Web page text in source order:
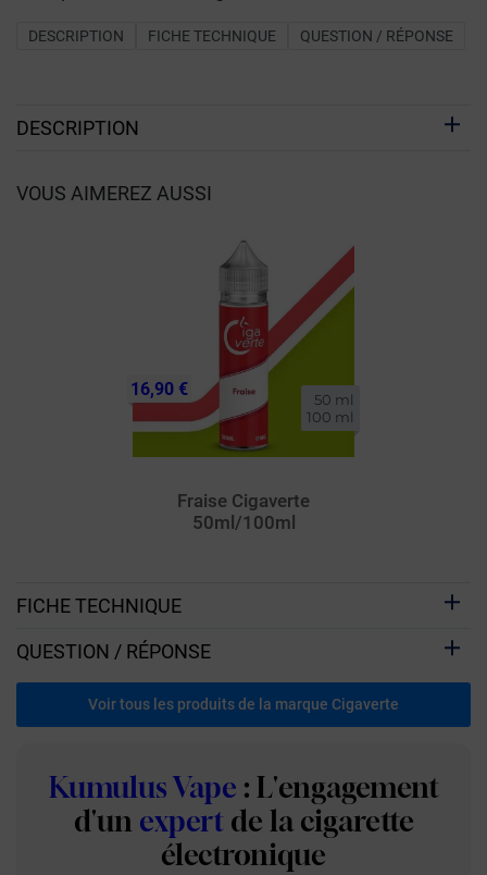
DESCRIPTION FICHE TECHNIQUE QUESTION / RÉPONSE
DESCRIPTION
VOUS AIMEREZ AUSSI
50 ml
100 ml
Fraise Cigaverte
50ml/100ml
16,90 €
FICHE TECHNIQUE
QUESTION / RÉPONSE
Voir tous les produits de la marque Cigaverte
Kumulus Vape : L'engagement
d'un expert de la cigarette
électronique